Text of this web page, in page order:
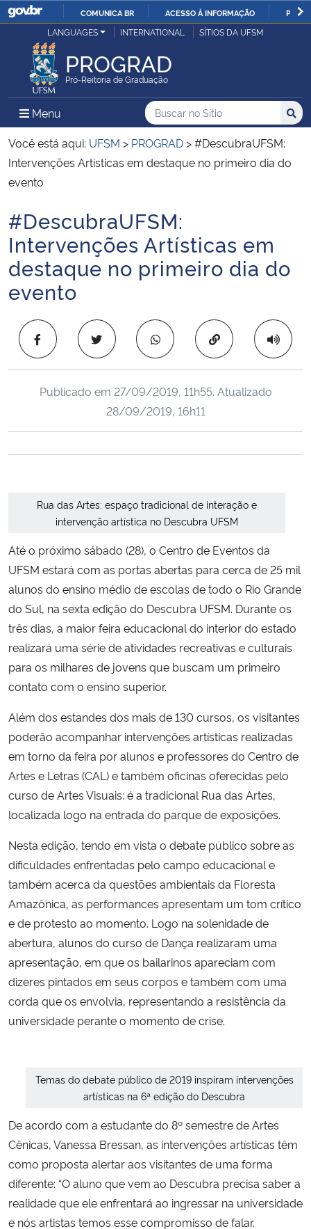
IR
O
COMUNICA BR ACESSO À INFORMAÇÃO
Ministério da Justiça e Segurança Pública
Ministério da Defesa
Ministério das Relações Exteriores
Ministério da Economia
Ministério da Infraestrutura
Ministério da Agricultura, Pecuária e Abastecimento
Ministério da Educação
Ministério da Cidadania
Ministério da Saúde
Ministério de Minas e Energia
Ministério da Ciência, Tecnologia, Inovações e Comunicações
Ministério do Turismo
Ministério do Desenvolvimento Regional
Ministério da Mulher, da Família e dos Direitos Humanos
Secretaria-Geral
Secretaria de Governo
Advocacia-Geral da União
Banco Central do Brasil
Planalto
LANGUAGES INTERNATIONAL SÍTIOS DA UFSM
PROGRAD
Pró-Reitoria de Graduação
Menu Menu Principal do Sítio
Busca
Buscar no no Sítio
Busca:
Você está aqui: UFSM > PROGRAD >#DescubraUFSM:
Intervenções Artísticas em destaque no primeiro dia do
evento
Início do conteúdo
#DescubraUFSM:
Intervenções Artísticas em
destaque no primeiro dia do
evento
Copiar para área
Publicado em 27/09/2019, 11h55. Atualizado
28/09/2019, 16h11
Rua das Artes: espaço tradicional de interação e
intervenção artística no Descubra UFSM
Até o próximo sábado (28), o Centro de Eventos da
UFSM estará com as portas abertas para cerca de 25 mil
alunos do ensino médio de escolas de todo o Rio Grande
do Sul, na sexta edição do Descubra UFSM. Durante os
três dias, a maior feira educacional do interior do estado
realizará uma série de atividades recreativas e culturais
para os milhares de jovens que buscam um primeiro
contato com o ensino superior.
Além dos estandes dos mais de 130 cursos, os visitantes
poderão acompanhar intervenções artísticas realizadas
em torno da feira por alunos e professores do Centro de
Artes e Letras (CAL) e também oficinas oferecidas pelo
curso de Artes Visuais: é a tradicional Rua das Artes,
localizada logo na entrada do parque de exposições.
Nesta edição, tendo em vista o debate público sobre as
dificuldades enfrentadas pelo campo educacional e
também acerca da questões ambientais da Floresta
Amazônica, as performances apresentam um tom crítico
e de protesto ao momento. Logo na solenidade de
abertura, alunos do curso de Dança realizaram uma
apresentação, em que os bailarinos apareciam com
dizeres pintados em seus corpos e também com uma
corda que os envolvia, representando a resistência da
universidade perante o momento de crise.
Temas do debate público de 2019 inspiram intervenções
artísticas na 6ª edição do Descubra
De acordo com a estudante do 8º semestre de Artes
Cênicas, Vanessa Bressan, as intervenções artísticas têm
como proposta alertar aos visitantes de uma forma
diferente: “O aluno que vem ao Descubra precisa saber a
realidade que ele enfrentará ao ingressar na universidade
e nós artistas temos esse compromisso de falar.